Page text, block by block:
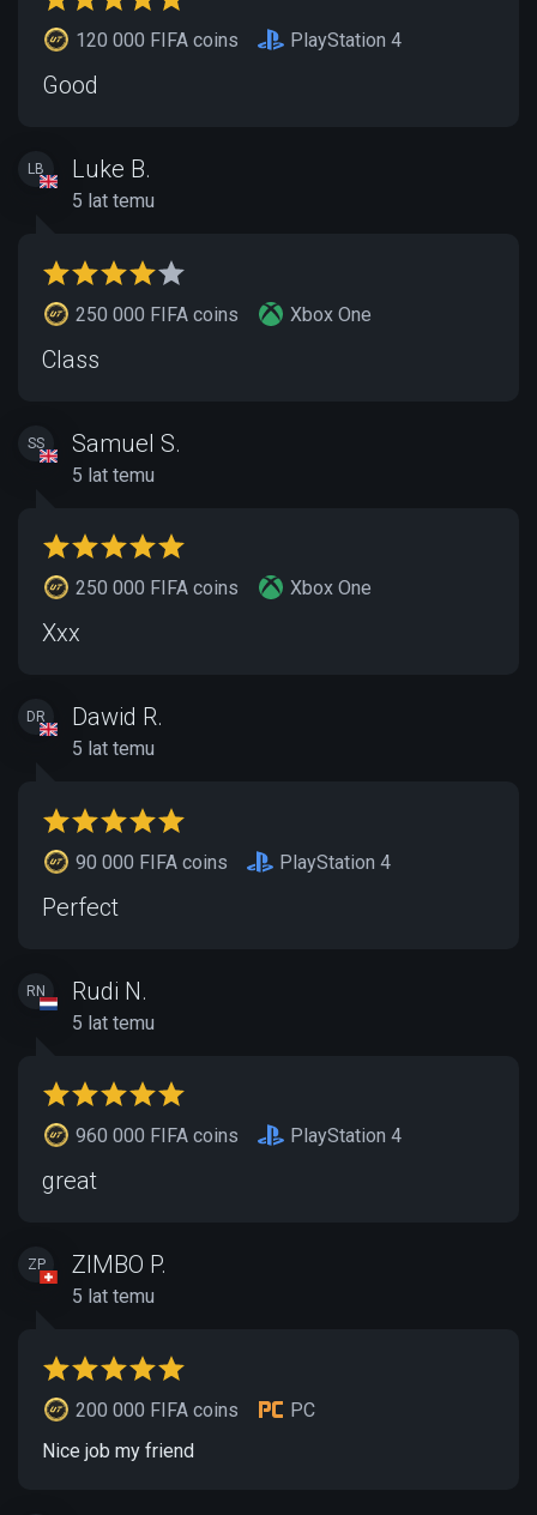
120 000 FIFA coins PlayStation 4
Good
LB Luke B.
5 lat temu
250 000 FIFA coins Xbox One
Class
SS Samuel S.
5 lat temu
250 000 FIFA coins Xbox One
Xxx
DR Dawid R.
5 lat temu
90 000 FIFA coins PlayStation 4
Perfect
RN Rudi N.
5 lat temu
960 000 FIFA coins PlayStation 4
great
ZP ZIMBO P.
5 lat temu
200 000 FIFA coins
PC
Nice job my friend